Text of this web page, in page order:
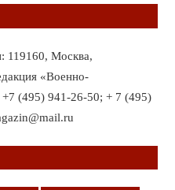
119160, Москва,
«Военно-
+7 (495) 941-26-50; + 7 (495)